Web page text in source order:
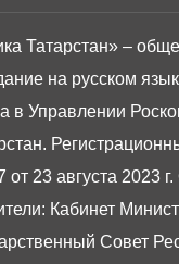
Татарстан» –
на русском
в Управлении
23 августа 2023
Кабинет
Совет